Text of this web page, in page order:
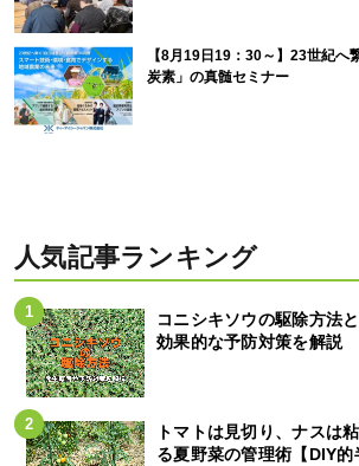
【8月19日19：30～】23世紀へ
炭素」の真髄セミナー
人気記事ランキング
コニシキソウの駆除方法
効果的な予防対策を解説
トマトは見切り、ナスは
る夏野菜の管理術【DIY的